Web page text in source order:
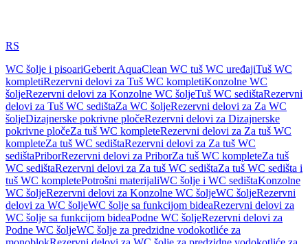
RS
WC šolje i pisoariGeberit AquaClean WC tuš WC uređajiTuš WC
kompletiRezervni delovi za Tuš WC kompletiKonzolne WC
šoljeRezervni delovi za Konzolne WC šoljeTuš WC sedištaRezervni
delovi za Tuš WC sedištaZa WC šoljeRezervni delovi za Za WC
šoljeDizajnerske pokrivne pločeRezervni delovi za Dizajnerske
pokrivne pločeZa tuš WC kompleteRezervni delovi za Za tuš WC
kompleteZa tuš WC sedištaRezervni delovi za Za tuš WC
sedištaPriborRezervni delovi za PriborZa tuš WC kompleteZa tuš
WC sedištaRezervni delovi za Za tuš WC sedištaZa tuš WC sedišta i
tuš WC kompletePotrošni materijaliWC šolje i WC sedištaKonzolne
WC šoljeRezervni delovi za Konzolne WC šoljeWC šoljeRezervni
delovi za WC šoljeWC šolje sa funkcijom bideaRezervni delovi za
WC šolje sa funkcijom bideaPodne WC šoljeRezervni delovi za
Podne WC šoljeWC šolje za predzidne vodokotliće za